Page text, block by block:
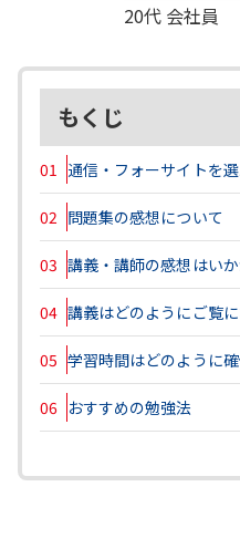
20代 会社員
もくじ
01 通信・フォーサイトを
02 問題集の感想について
03 講義・講師の感想はい
04 講義はどのようにご覧
05 学習時間はどのように
06 おすすめの勉強法